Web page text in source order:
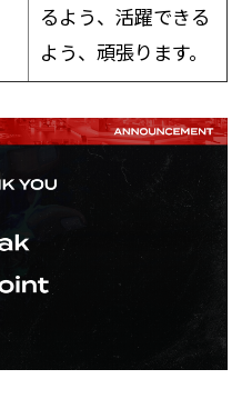
るよう、活躍できる
よう、頑張ります。